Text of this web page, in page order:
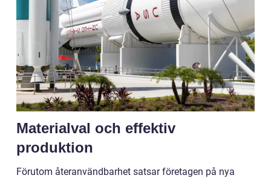
Materialval och effektiv
produktion
Förutom återanvändbarhet satsar företagen på nya